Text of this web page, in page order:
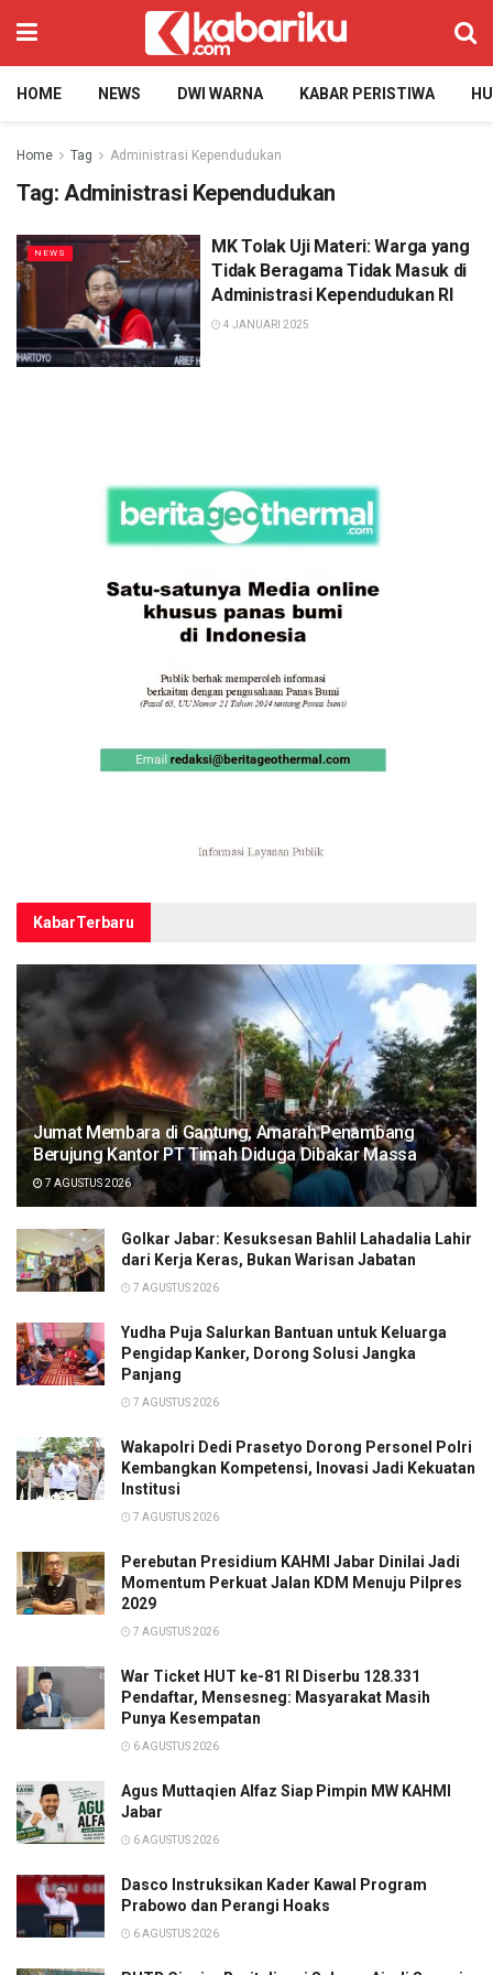
HOME NEWS DWI WARNA KABAR PERISTIWA
Home Tag Administrasi Kependudukan
Tag: Administrasi Kependudukan
NEWS
MK Tolak Uji Materi: Warga yang
Tidak Beragama Tidak Masuk di
Administrasi Kependudukan RI
4 JANUARI 2025
KabarTerbaru
Jumat Membara di Gantung, Amarah Penambang
Berujung Kantor PT Timah Diduga Dibakar Massa
7 AGUSTUS 2026
Golkar Jabar: Kesuksesan Bahlil Lahadalia Lahir
dari Kerja Keras, Bukan Warisan Jabatan
7 AGUSTUS 2026
Yudha Puja Salurkan Bantuan untuk Keluarga
Pengidap Kanker, Dorong Solusi Jangka
Panjang
7 AGUSTUS 2026
Wakapolri Dedi Prasetyo Dorong Personel Polri
Kembangkan Kompetensi, Inovasi Jadi Kekuatan
Institusi
7 AGUSTUS 2026
Perebutan Presidium KAHMI Jabar Dinilai Jadi
Momentum Perkuat Jalan KDM Menuju Pilpres
2029
7 AGUSTUS 2026
War Ticket HUT ke-81 RI Diserbu 128.331
Pendaftar, Mensesneg: Masyarakat Masih
Punya Kesempatan
6 AGUSTUS 2026
Agus Muttaqien Alfaz Siap Pimpin MW KAHMI
Jabar
6 AGUSTUS 2026
Dasco Instruksikan Kader Kawal Program
Prabowo dan Perangi Hoaks
6 AGUSTUS 2026